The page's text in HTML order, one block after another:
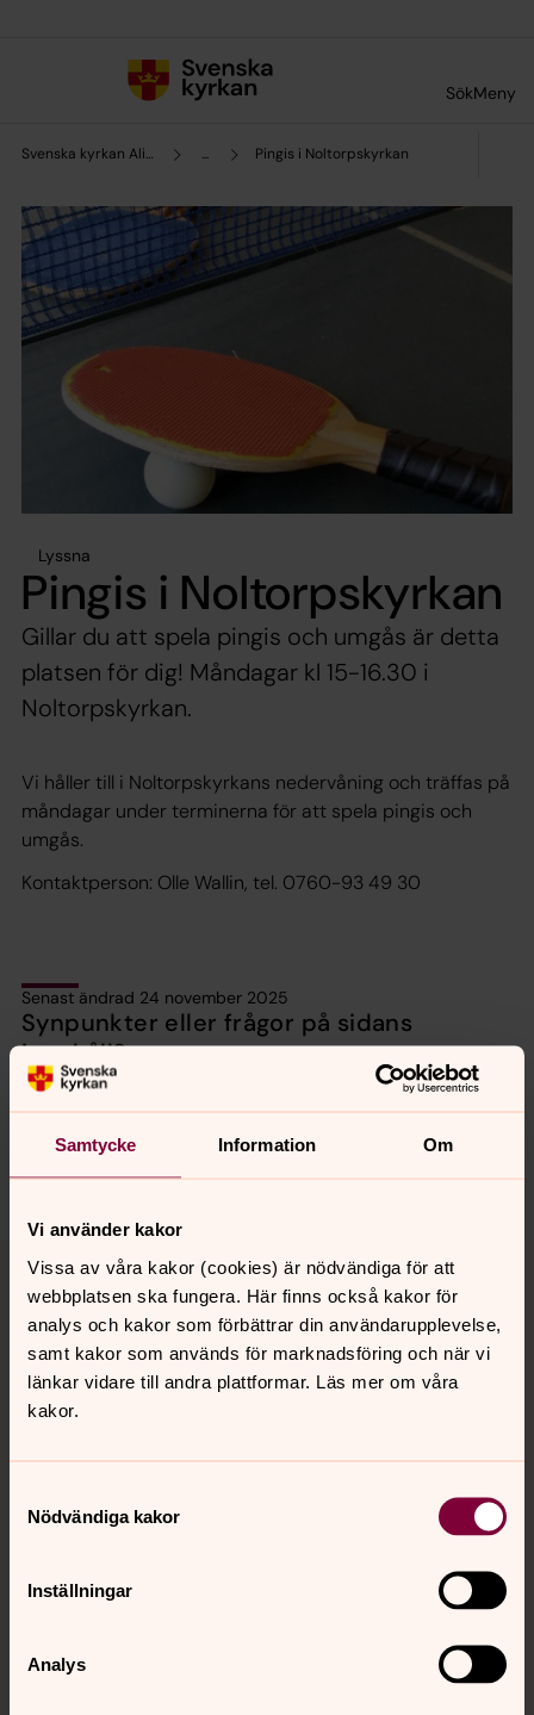
Samtycke Information Om
Vi använder kakor
Vissa av våra kakor (cookies) är nödvändiga för att
webbplatsen ska fungera. Här finns också kakor för
analys och kakor som förbättrar din användarupplevelse,
samt kakor som används för marknadsföring och när vi
länkar vidare till andra plattformar. Läs mer om våra
kakor.
Nödvändiga kakor
Inställningar
Analys
SökMeny
Svenska kyrkan Alingsås ... Pingis i Noltorpskyrkan
Lyssna
Pingis i Noltorpskyrkan
Gillar du att spela pingis och umgås är detta
platsen för dig! Måndagar kl 15-16.30 i
Noltorpskyrkan.
Vi håller till i Noltorpskyrkans nedervåning och träffas på
måndagar under terminerna för att spela pingis och
umgås.
Kontaktperson: Olle Wallin, tel. 0760-93 49 30
Senast ändrad 24 november 2025
Synpunkter eller frågor på sidans
innehåll?
alingsas.pastorat@svenskakyrkan.se
Kontakt
Kalender